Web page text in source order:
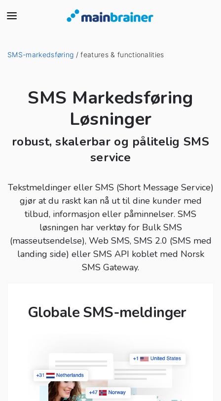
SMS-markedsføring / features & functionalities
SMS Markedsføring
Løsninger
robust, skalerbar og pålitelig SMS
service
Tekstmeldinger eller SMS (Short Message Service)
gjør at du raskt kan nå ut til dine kunder med
tilbud, informasjon eller påminnelser. SMS
løsningen har verktøy for Bulk SMS
(masseutsendelse), Web SMS, SMS 2.0 (SMS med
landing side) eller SMS API koblet med Norsk
SMS Gateway.
Globale SMS-meldinger